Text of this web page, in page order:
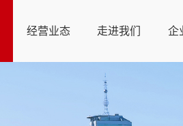
经营业态 走进我们 企